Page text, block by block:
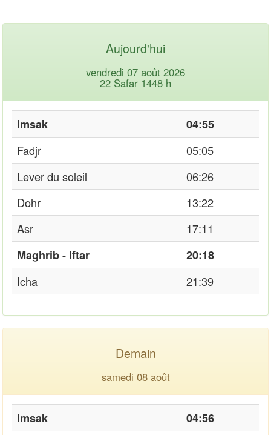
Aujourd'hui
vendredi 07 août 2026
22 Safar 1448 h
Imsak
04:55
Fadjr
05:05
Lever du soleil
06:26
Dohr
13:22
Asr
17:11
Maghrib - Iftar
20:18
Icha
21:39
Demain
samedi 08 août
Imsak
04:56